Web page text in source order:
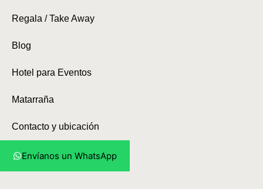
Regala / Take Away
Blog
Hotel para Eventos
Matarraña
Contacto y ubicación
Envíanos un WhatsApp